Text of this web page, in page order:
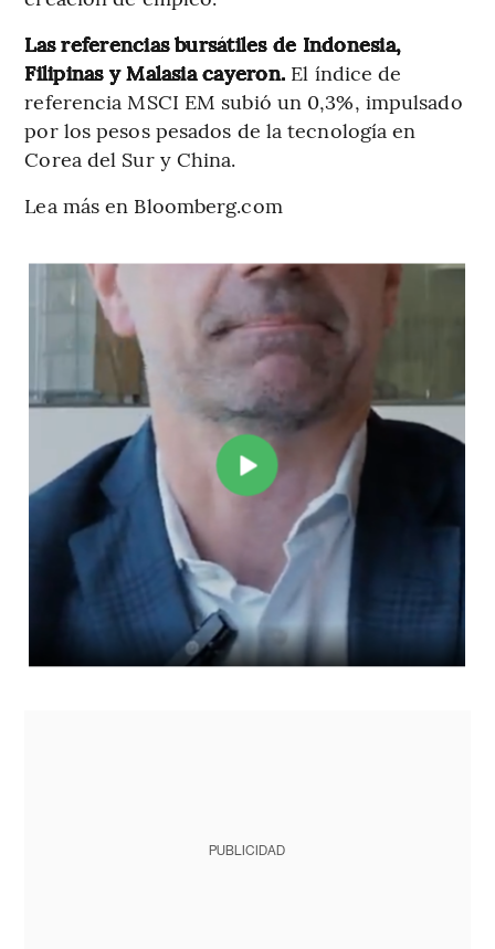
Las referencias bursátiles de Indonesia,
Filipinas y Malasia cayeron. El índice de
referencia MSCI EM subió un 0,3%, impulsado
por los pesos pesados de la tecnología en
Corea del Sur y China.
Lea más en Bloomberg.com
PUBLICIDAD